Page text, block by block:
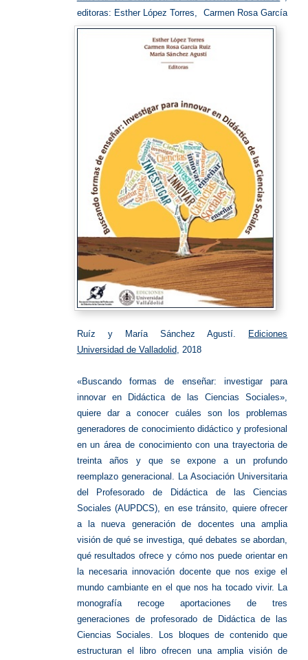
editoras: Esther López Torres,
Carmen Rosa García
Ruíz y María Sánchez Agustí. Ediciones
Universidad de Valladolid, 2018
«Buscando formas de enseñar: investigar para
innovar en Didáctica de las Ciencias Sociales»,
quiere dar a conocer cuáles son los problemas
generadores de conocimiento didáctico y profesional
en un área de conocimiento con una trayectoria de
treinta años y que se expone a un profundo
reemplazo generacional. La Asociación Universitaria
del Profesorado de Didáctica de las Ciencias
Sociales (AUPDCS), en ese tránsito, quiere ofrecer
a la nueva generación de docentes una amplia
visión de qué se investiga, qué debates se abordan,
qué resultados ofrece y cómo nos puede orientar en
la necesaria innovación docente que nos exige el
mundo cambiante en el que nos ha tocado vivir. La
monografía recoge aportaciones de tres
generaciones de profesorado de Didáctica de las
Ciencias Sociales. Los bloques de contenido que
estructuran el libro ofrecen una amplia visión de